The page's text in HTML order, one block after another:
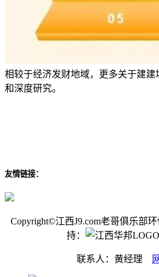
相较于经济发财地域，更多关于建
和深度研究。
友情链接：
Copyright©江西J9.com老哥俱乐部
持：
联系人：黄经理